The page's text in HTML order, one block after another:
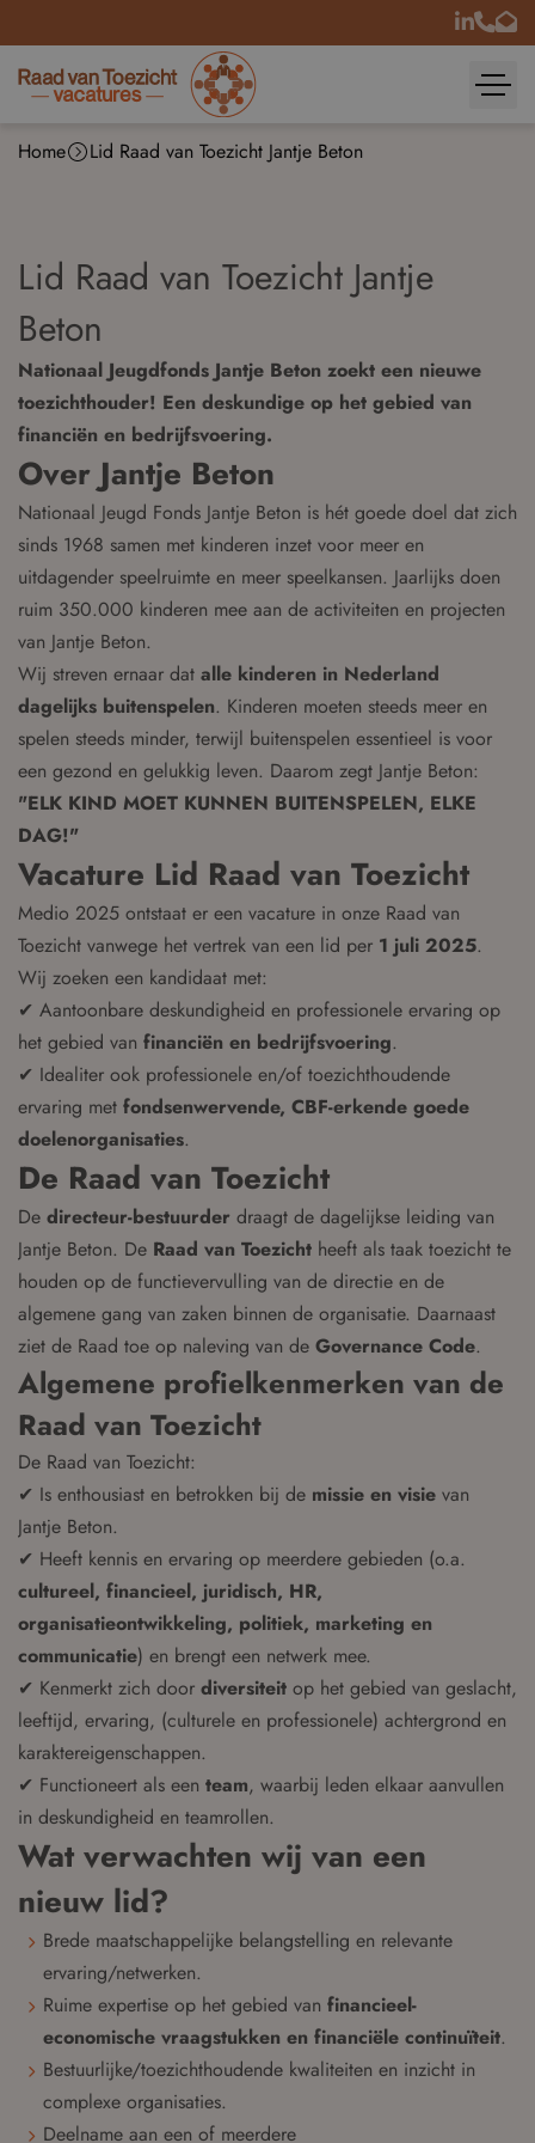
Home Lid Raad van Toezicht Jantje Beton
Lid Raad van Toezicht Jantje
Beton
Nationaal Jeugdfonds Jantje Beton zoekt een nieuwe
toezichthouder! Een deskundige op het gebied van
financiën en bedrijfsvoering.
Over Jantje Beton
Nationaal Jeugd Fonds Jantje Beton is hét goede doel dat zich
sinds 1968 samen met kinderen inzet voor meer en
uitdagender speelruimte en meer speelkansen. Jaarlijks doen
ruim 350.000 kinderen mee aan de activiteiten en projecten
van Jantje Beton.
Wij streven ernaar dat alle kinderen in Nederland
dagelijks buitenspelen. Kinderen moeten steeds meer en
spelen steeds minder, terwijl buitenspelen essentieel is voor
een gezond en gelukkig leven. Daarom zegt Jantje Beton:
"ELK KIND MOET KUNNEN BUITENSPELEN, ELKE
DAG!"
Vacature Lid Raad van Toezicht
Medio 2025 ontstaat er een vacature in onze Raad van
Toezicht vanwege het vertrek van een lid per 1 juli 2025.
Wij zoeken een kandidaat met:
✔ Aantoonbare deskundigheid en professionele ervaring op
het gebied van financiën en bedrijfsvoering.
✔ Idealiter ook professionele en/of toezichthoudende
ervaring met fondsenwervende, CBF-erkende goede
doelenorganisaties.
De Raad van Toezicht
De directeur-bestuurder draagt de dagelijkse leiding van
Jantje Beton. De Raad van Toezicht heeft als taak toezicht te
houden op de functievervulling van de directie en de
algemene gang van zaken binnen de organisatie. Daarnaast
ziet de Raad toe op naleving van de Governance Code.
Algemene profielkenmerken van de
Raad van Toezicht
De Raad van Toezicht:
✔ Is enthousiast en betrokken bij de missie en visie van
Jantje Beton.
✔ Heeft kennis en ervaring op meerdere gebieden (o.a.
cultureel, financieel, juridisch, HR,
organisatieontwikkeling, politiek, marketing en
communicatie) en brengt een netwerk mee.
✔ Kenmerkt zich door diversiteit op het gebied van geslacht,
leeftijd, ervaring, (culturele en professionele) achtergrond en
karaktereigenschappen.
✔ Functioneert als een team, waarbij leden elkaar aanvullen
in deskundigheid en teamrollen.
Wat verwachten wij van een
nieuw lid?
Brede maatschappelijke belangstelling en relevante
ervaring/netwerken.
Ruime expertise op het gebied van financieel-
economische vraagstukken en financiële continuïteit.
Bestuurlijke/toezichthoudende kwaliteiten en inzicht in
complexe organisaties.
Deelname aan een of meerdere